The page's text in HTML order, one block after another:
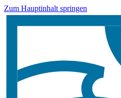
Zum Hauptinhalt springen